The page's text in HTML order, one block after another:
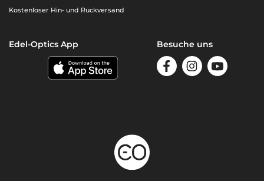
Kostenloser Hin- und Rückversand
Edel-Optics App Besuche uns